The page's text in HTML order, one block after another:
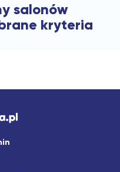
salonów
kryteria